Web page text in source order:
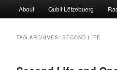
About Qubit Lëtzebuerg
TAG ARCHIVES:SECOND LIFE